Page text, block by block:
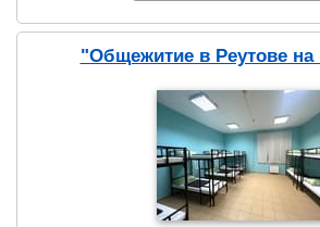
"Общежитие в Реутове на